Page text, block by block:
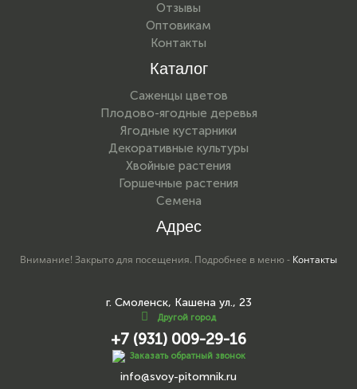
Отзывы
Оптовикам
Контакты
Каталог
Саженцы цветов
Плодово-ягодные деревья
Ягодные кустарники
Декоративные культуры
Хвойные растения
Горшечные растения
Семена
Адрес
Внимание! Закрыто для посещения. Подробнее в меню - Контакты
г. Смоленск, Кашена ул., 23
Другой город
+7 (931) 009-29-16
Заказать обратный звонок
info@svoy-pitomnik.ru